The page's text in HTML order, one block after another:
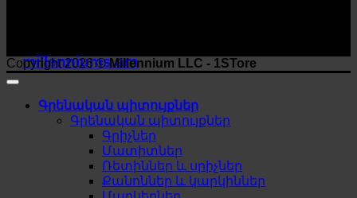
millenniums.am
Copyright 2026 ©Millennium LLC - 1STore
Գրենական պիտույքներ
Գրենական պիտույքներ
Գրիչներ
Մատիտներ
Ռետիններ և սրիչներ
Քանոններ և կարկիններ